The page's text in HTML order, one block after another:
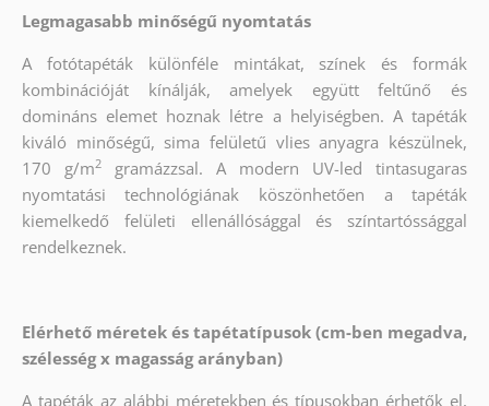
Legmagasabb minőségű nyomtatás
A fotótapéták különféle mintákat, színek és formák
kombinációját kínálják, amelyek együtt feltűnő és
domináns elemet hoznak létre a helyiségben. A tapéták
kiváló minőségű, sima felületű vlies anyagra készülnek,
170 g/m2
gramázzsal. A modern UV-led tintasugaras
nyomtatási technológiának köszönhetően a tapéták
kiemelkedő felületi ellenállósággal és színtartóssággal
rendelkeznek.
Elérhető méretek és tapétatípusok (cm-ben megadva,
szélesség x magasság arányban)
A tapéták az alábbi méretekben és típusokban érhetők el,